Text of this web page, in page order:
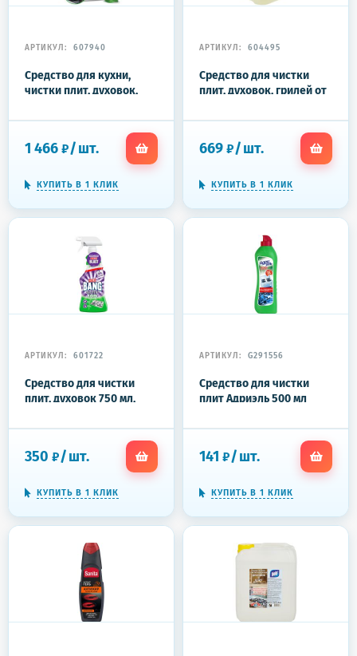
АРТИКУЛ: 607940
Средство для кухни,
чистки плит, духовок,
5,6 кг GRASS AZELIT,
1 466 ₽/шт.
КУПИТЬ В 1 КЛИК
АРТИКУЛ: 604495
Средство для чистки
плит, духовок, грилей от
"Блеск", концентрат
669 ₽/шт.
КУПИТЬ В 1 КЛИК
АРТИКУЛ: 601722
Средство для чистки
плит, духовок 750 мл,
Сияние", распылитель,
350 ₽/шт.
КУПИТЬ В 1 КЛИК
АРТИКУЛ: G291556
Средство для чистки
плит Адриэль 500 мл
141 ₽/шт.
КУПИТЬ В 1 КЛИК